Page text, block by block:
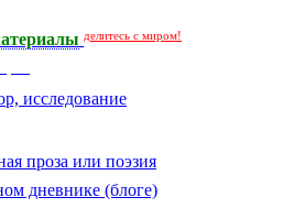
делитесь с миром!
исследование
проза или поэзия
дневнике (блоге)